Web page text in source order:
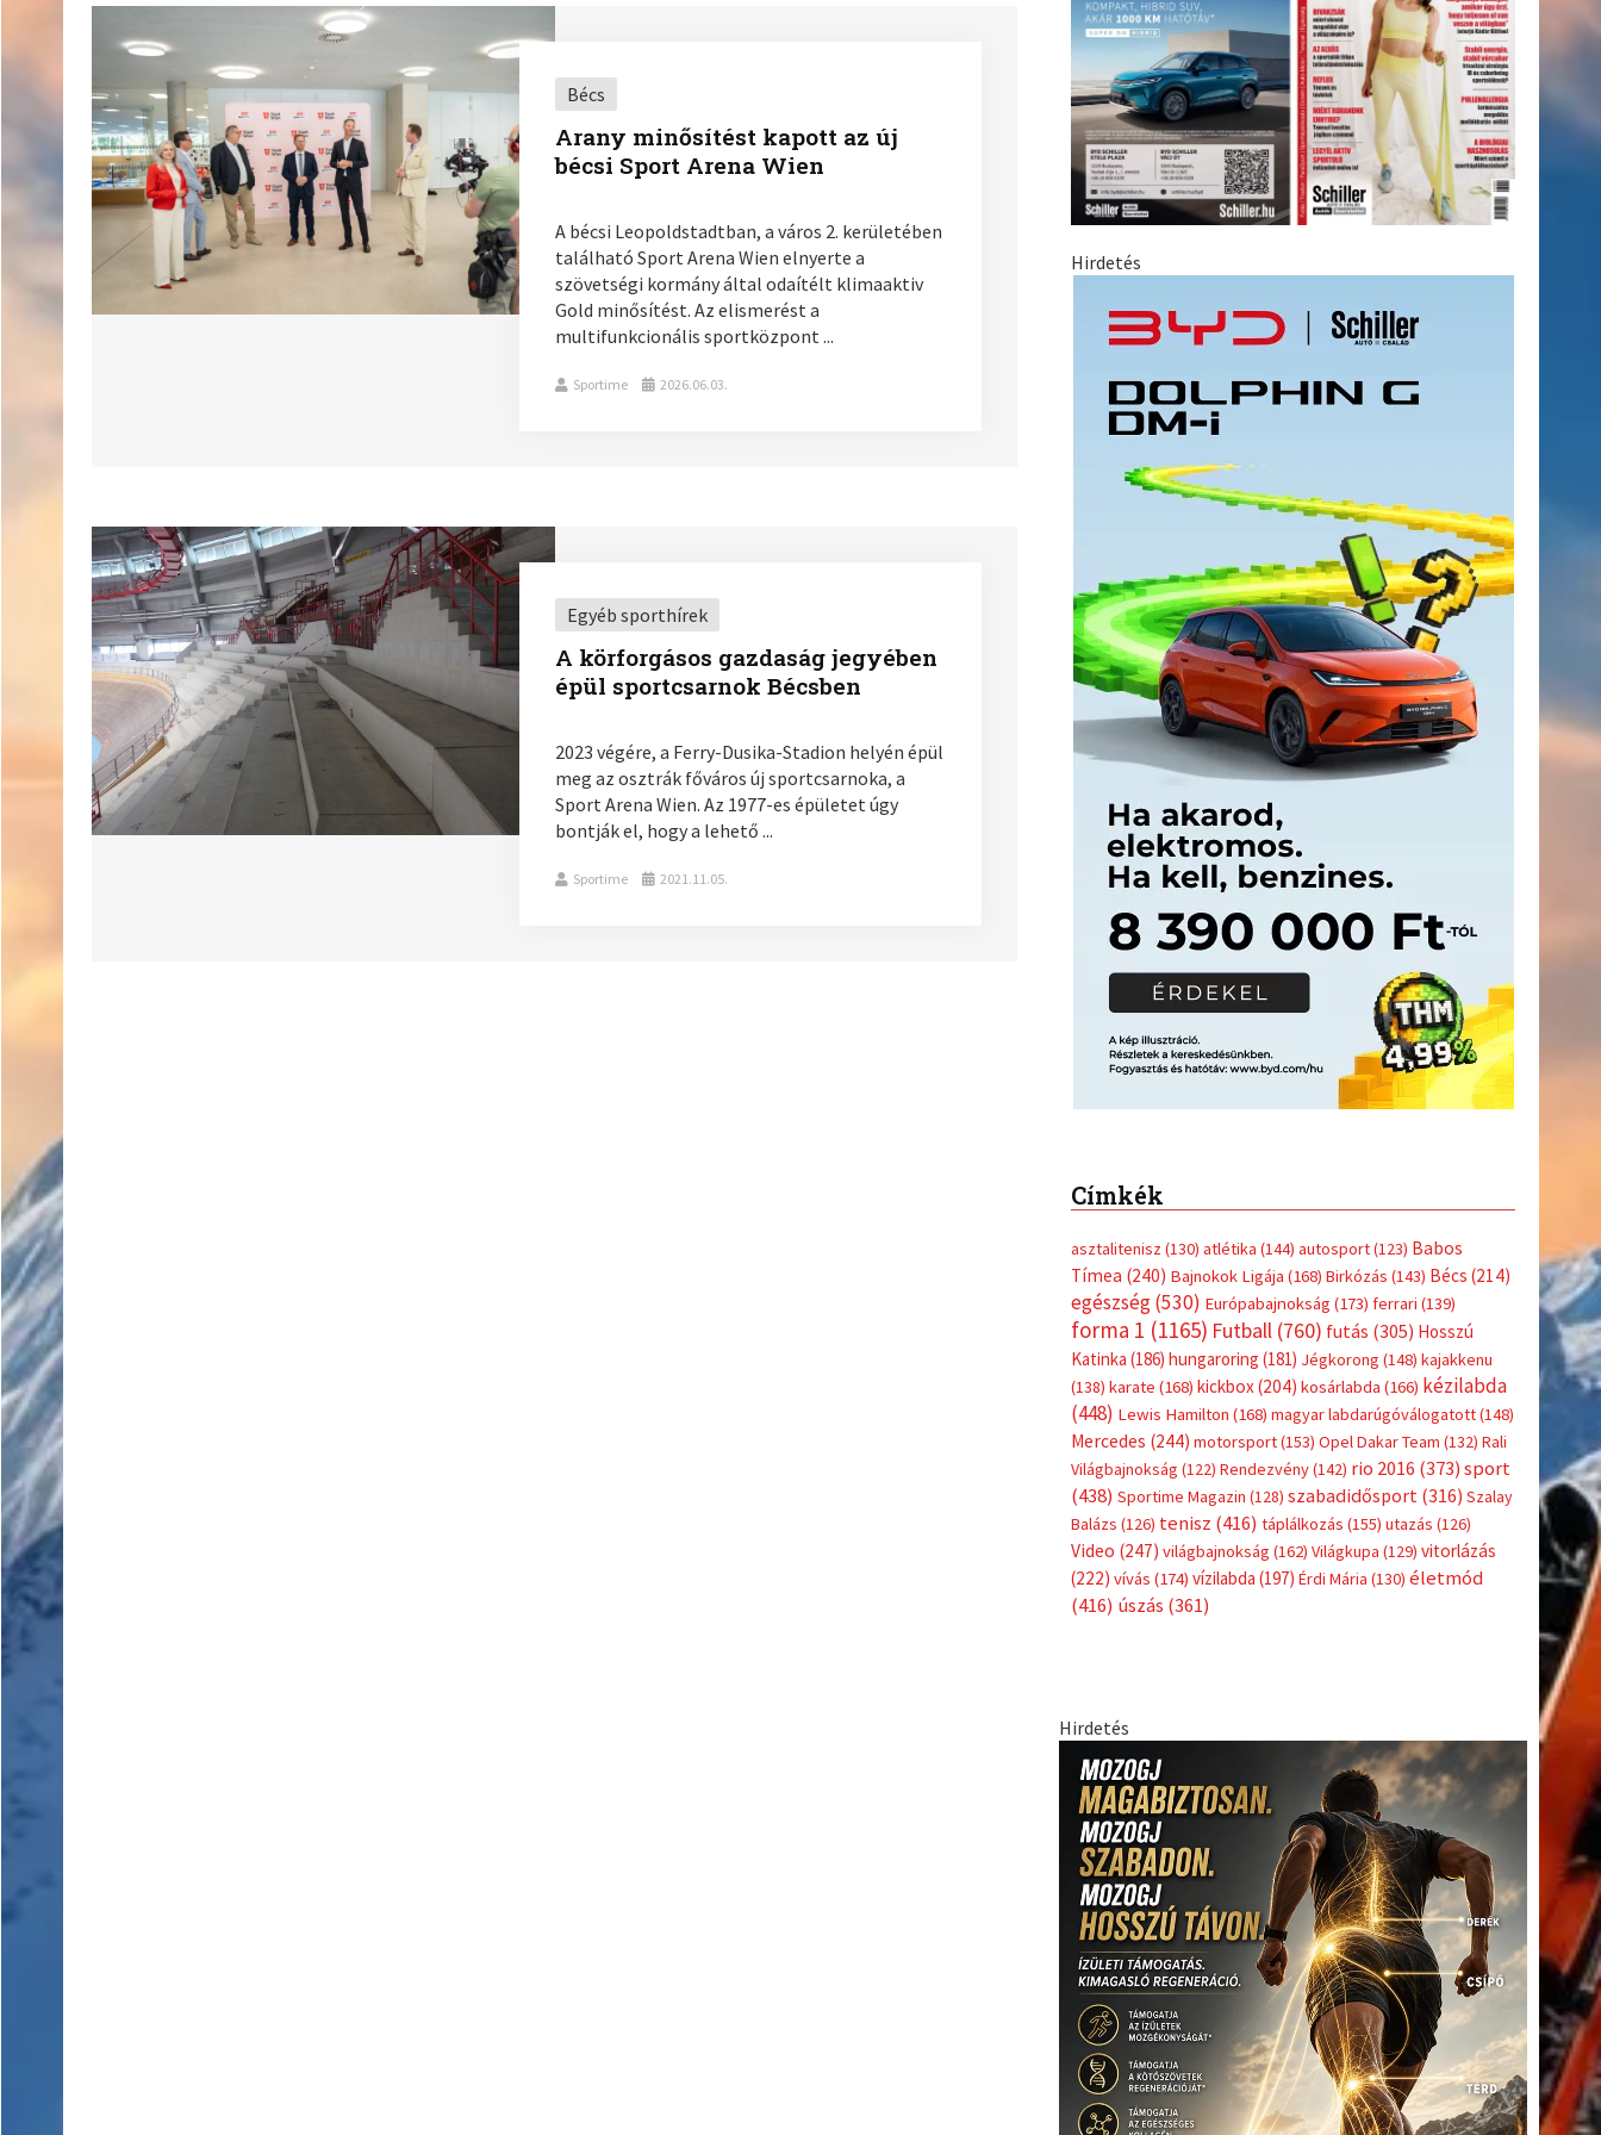
Bécs
Arany minősítést kapott az új
bécsi Sport Arena Wien
A bécsi Leopoldstadtban, a város 2. kerületében
található Sport Arena Wien elnyerte a
szövetségi kormány által odaítélt klimaaktiv
Gold minősítést. Az elismerést a
multifunkcionális sportközpont ...
Sportime 2026.06.03.
Egyéb sporthírek
A körforgásos gazdaság jegyében
épül sportcsarnok Bécsben
2023 végére, a Ferry-Dusika-Stadion helyén épül
meg az osztrák főváros új sportcsarnoka, a
Sport Arena Wien. Az 1977-es épületet úgy
bontják el, hogy a lehető ...
Sportime 2021.11.05.
Hirdetés
Címkék
asztalitenisz (130) atlétika (144) autosport(123) Babos
Tímea (240) Bajnokok Ligája (168) Birkózás (143) Bécs (214)
egészség(530) Európabajnokság (173) ferrari (139)
forma 1 (1165) Futball (760) futás (305) Hosszú
Katinka (186) hungaroring (181) Jégkorong (148) kajakkenu
(138) karate (168) kickbox(204) kosárlabda (166) kézilabda
(448) Lewis Hamilton (168) magyar labdarúgóválogatott(148)
Mercedes (244) motorsport(153) Opel Dakar Team (132) Rali
Világbajnokság (122) Rendezvény(142) rio 2016 (373) sport
(438) Sportime Magazin (128) szabadidősport (316) Szalay
Balázs (126) tenisz (416) táplálkozás (155) utazás (126)
Video (247) világbajnokság (162) Világkupa (129) vitorlázás
(222) vívás (174) vízilabda (197) Érdi Mária (130) életmód
(416) úszás (361)
Hirdetés